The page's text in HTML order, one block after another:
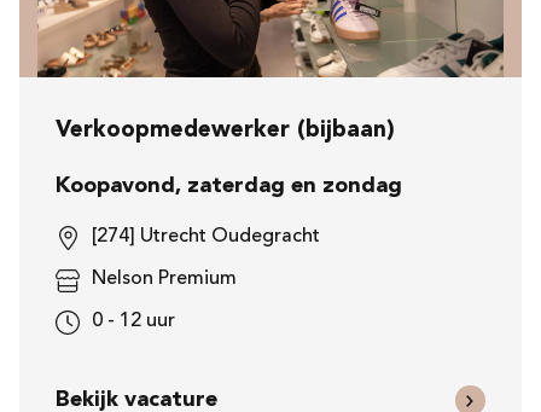
Verkoopmedewerker (bijbaan)
Koopavond, zaterdag en zondag
[274] Utrecht Oudegracht
Nelson Premium
0 - 12 uur
Bekijk vacature